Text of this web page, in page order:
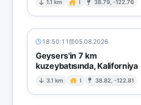
1.1 km I 38.79, -122.76
18:50:11 05.08.2026
Geysers'in 7 km
kuzeybatısında, Kaliforniya
3.1 km I 38.82, -122.81